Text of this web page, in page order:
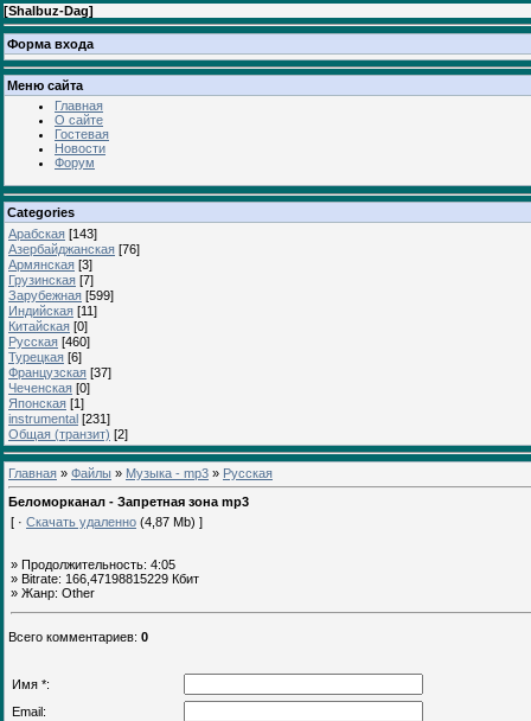
[Shalbuz-Dag]
Форма входа
Меню сайта
Главная
О сайте
Гостевая
Новости
Форум
Categories
Арабская [143]
Азербайджанская [76]
Армянская [3]
Грузинская [7]
Зарубежная [599]
Индийская [11]
Китайская [0]
Русская [460]
Турецкая [6]
Французская [37]
Чеченская [0]
Японская [1]
instrumental [231]
Общая (транзит) [2]
Главная » Файлы » Музыка - mp3 » Русская
Беломорканал - Запретная зона mp3
[ · Скачать удаленно (4,87 Mb) ]
» Продолжительность: 4:05
» Bitrate: 166,47198815229 Кбит
» Жанр: Other
Всего комментариев: 0
Имя *:
Email: